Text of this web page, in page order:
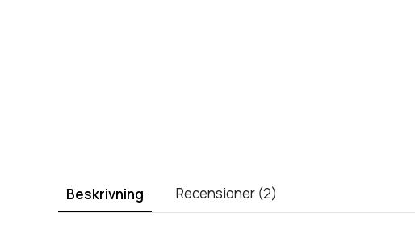
Beskrivning Recensioner (2)